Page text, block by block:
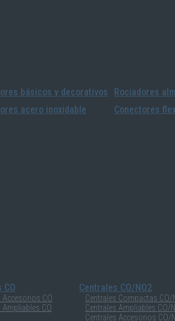
básicos y decorativos Rociadores
acero inoxidable
Conectores
CO
Accesorios CO
Ampliables CO
Centrales CO/NO2
Centrales Compactas CO/
Centrales Ampliables CO/
Centrales Accesorios CO/